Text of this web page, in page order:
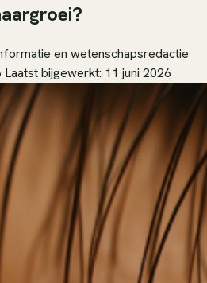
en wetenschapsredactie
Laatst bijgewerkt: 11 juni 2026